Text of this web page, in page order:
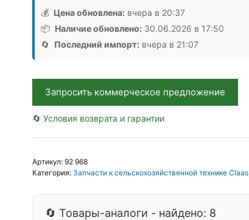
КЗК
1770050,
Аналог,
РБ
💰 Цена обновлена: вчера в 20:37
📦 Наличие обновлено: 30.06.2026 в 17:50
🔄 Последний импорт: вчера в 21:07
Запросить коммерческое предложение
🔄 Условия возврата и гарантии
Артикул: 92 968
Категория: Запчасти к сельскохозяйственной технике Claas
🔄 Товары-аналоги - найдено: 8